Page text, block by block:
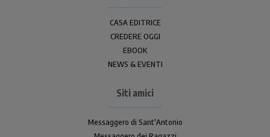
CASA EDITRICE
CREDERE OGGI
EBOOK
NEWS & EVENTI
Siti amici
Messaggero di Sant'Antonio